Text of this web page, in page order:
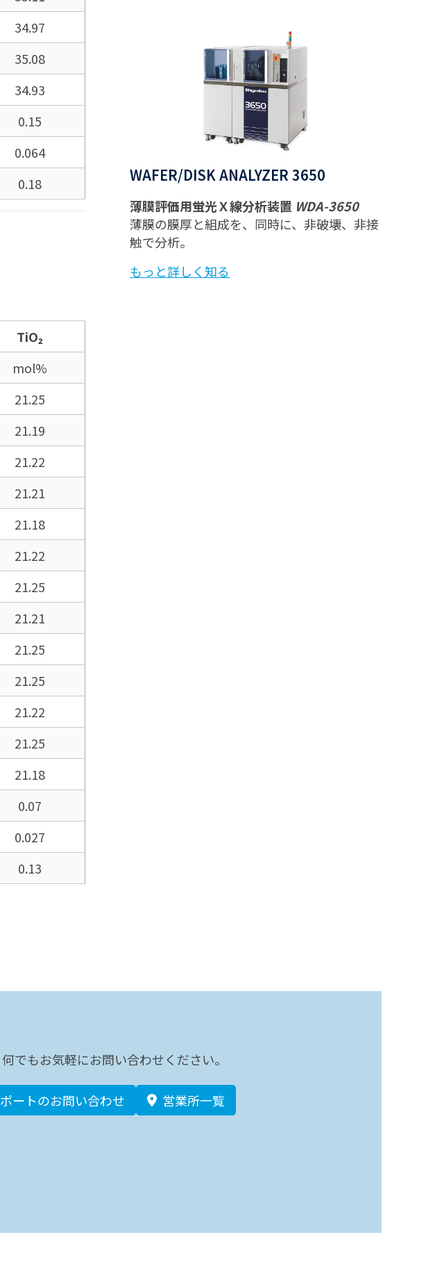
34.97
35.08
34.93
0.15
0.064
0.18
TiO₂
mol%
21.25
21.19
21.22
21.21
21.18
21.22
21.25
21.21
21.25
21.25
21.22
21.25
21.18
0.07
0.027
0.13
WAFER/DISK ANALYZER 3650
薄膜評価用蛍光Ｘ線分析装置 WDA-3650
薄膜の膜厚と組成を、同時に、非破壊、非接
触で分析。
もっと詳しく知る
でもお気軽にお問い合わせください。
ートのお問い合わせ 営業所一覧